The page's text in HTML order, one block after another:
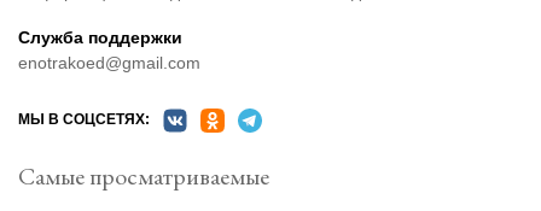
Служба поддержки
enotrakoed@gmail.com
МЫ В СОЦСЕТЯХ:
Самые просматриваемые